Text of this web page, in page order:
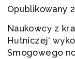
Opublikowany
Naukowcy z
Hutniczej*
Smogowego